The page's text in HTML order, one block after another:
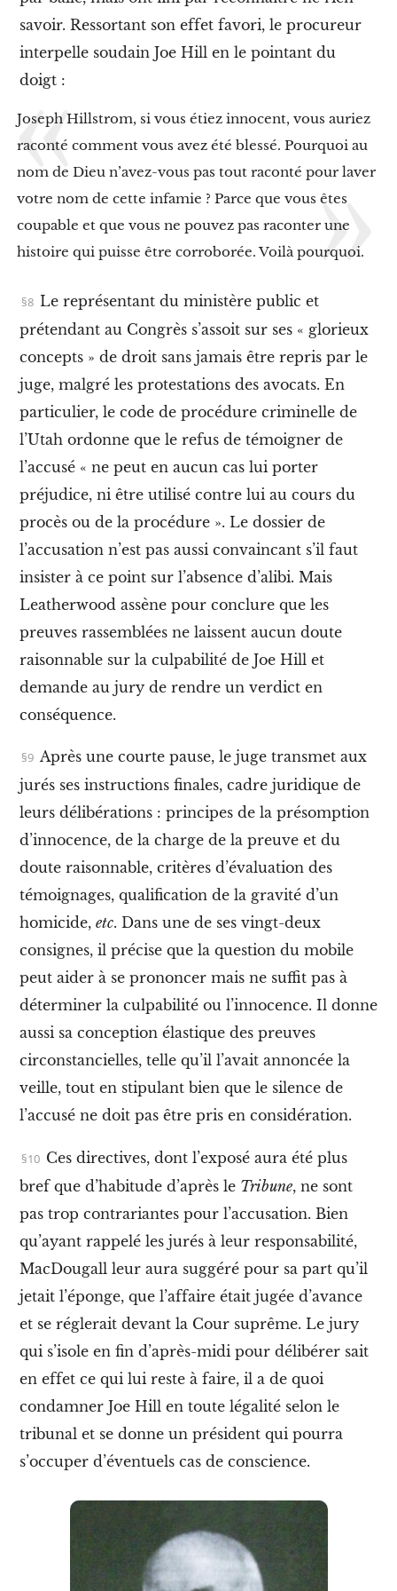
savoir. Ressortant son effet favori, le procureur
interpelle soudain Joe Hill en le pointant du
doigt :
Joseph Hillstrom, si vous étiez innocent, vous auriez
raconté comment vous avez été blessé. Pourquoi au
nom de Dieu n’avez-vous pas tout raconté pour laver
votre nom de cette infamie ? Parce que vous êtes
coupable et que vous ne pouvez pas raconter une
histoire qui puisse être corroborée. Voilà pourquoi.
Le représentant du ministère public et
prétendant au Congrès s’assoit sur ses « glorieux
concepts » de droit sans jamais être repris par le
juge, malgré les protestations des avocats. En
particulier, le code de procédure criminelle de
l’Utah ordonne que le refus de témoigner de
l’accusé « ne peut en aucun cas lui porter
préjudice, ni être utilisé contre lui au cours du
procès ou de la procédure ». Le dossier de
l’accusation n’est pas aussi convaincant s’il faut
insister à ce point sur l’absence d’alibi. Mais
Leatherwood assène pour conclure que les
preuves rassemblées ne laissent aucun doute
raisonnable sur la culpabilité de Joe Hill et
demande au jury de rendre un verdict en
conséquence.
Après une courte pause, le juge transmet aux
jurés ses instructions finales, cadre juridique de
leurs délibérations : principes de la présomption
d’innocence, de la charge de la preuve et du
doute raisonnable, critères d’évaluation des
témoignages, qualification de la gravité d’un
homicide, etc. Dans une de ses vingt-deux
consignes, il précise que la question du mobile
peut aider à se prononcer mais ne suffit pas à
déterminer la culpabilité ou l’innocence. Il donne
aussi sa conception élastique des preuves
circonstancielles, telle qu’il l’avait annoncée la
veille, tout en stipulant bien que le silence de
l’accusé ne doit pas être pris en considération.
Ces directives, dont l’exposé aura été plus
bref que d’habitude d’après le Tribune, ne sont
pas trop contrariantes pour l’accusation. Bien
qu’ayant rappelé les jurés à leur responsabilité,
MacDougall leur aura suggéré pour sa part qu’il
jetait l’éponge, que l’affaire était jugée d’avance
et se réglerait devant la Cour suprême. Le jury
qui s’isole en fin d’après-midi pour délibérer sait
en effet ce qui lui reste à faire, il a de quoi
condamner Joe Hill en toute légalité selon le
tribunal et se donne un président qui pourra
s’occuper d’éventuels cas de conscience.
o
e
H
i
l
e
t
e
s
r
t
I
.
M
y
h
o
l
o
i
e
s
V
I
.
L
’
I
W
W
e
l
q
u
e
t
i
n
l
a
c
e
V
I
I
I
.
L
e
e
m
m
e
s
w
o
b
b
i
e
e
l
e
é